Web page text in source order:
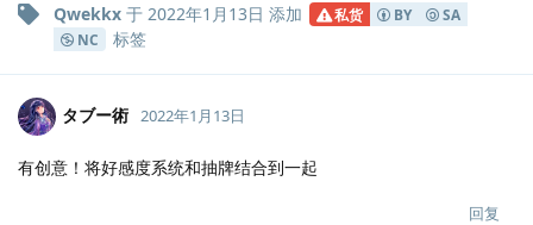
Qwekkx 于 2022年1月13日 添加 私货 BY
SA
NC
标签
タブー術 2022年1月13日
有创意！将好感度系统和抽牌结合到一起
回复